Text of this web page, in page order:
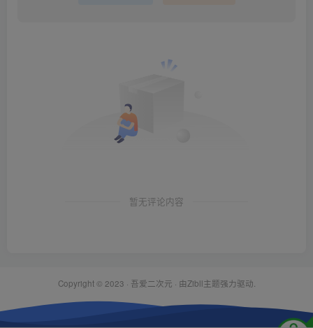
暂无评论内容
Copyright © 2023 · 吾爱二次元 · 由Zibll主题强力驱动.